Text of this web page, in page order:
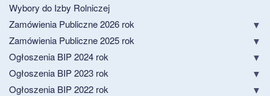
Wybory do Izby Rolniczej
Zamówienia Publiczne 2026 rok
Zamówienia Publiczne 2025 rok
Ogłoszenia BIP 2024 rok
Ogłoszenia BIP 2023 rok
Ogłoszenia BIP 2022 rok